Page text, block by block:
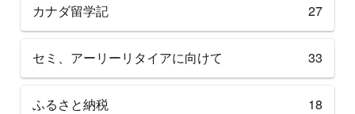
カナダ留学記 27
セミ、アーリーリタイアに向けて 33
ふるさと納税 18